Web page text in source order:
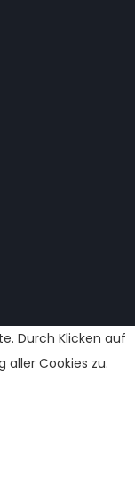
Durch Klicken auf
aller Cookies zu.